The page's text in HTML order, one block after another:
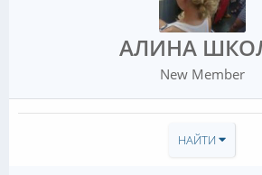
АЛИНА
New Member
НАЙТИ